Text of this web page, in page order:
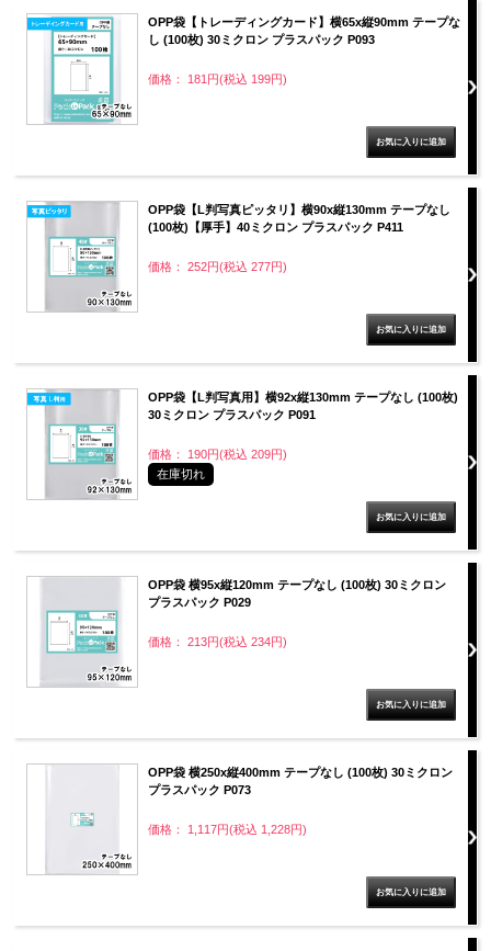
OPP袋【トレーディングカード】横65x縦90mm テープな
し (100枚) 30ミクロン プラスパック P093
価格： 181円(税込 199円)
OPP袋【L判写真ピッタリ】横90x縦130mm テープなし
(100枚)【厚手】40ミクロン プラスパック P411
価格： 252円(税込 277円)
OPP袋【L判写真用】横92x縦130mm テープなし (100枚)
30ミクロン プラスパック P091
価格： 190円(税込 209円)
在庫切れ
OPP袋 横95x縦120mm テープなし (100枚) 30ミクロン
プラスパック P029
価格： 213円(税込 234円)
OPP袋 横250x縦400mm テープなし (100枚) 30ミクロン
プラスパック P073
価格： 1,117円(税込 1,228円)